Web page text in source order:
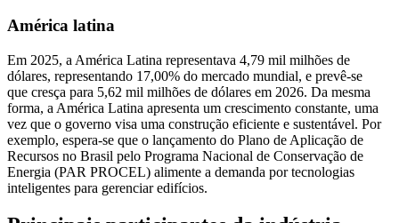
América latina
Em 2025, a América Latina representava 4,79 mil milhões de
dólares, representando 17,00% do mercado mundial, e prevê-se
que cresça para 5,62 mil milhões de dólares em 2026. Da mesma
forma, a América Latina apresenta um crescimento constante, uma
vez que o governo visa uma construção eficiente e sustentável. Por
exemplo, espera-se que o lançamento do Plano de Aplicação de
Recursos no Brasil pelo Programa Nacional de Conservação de
Energia (PAR PROCEL) alimente a demanda por tecnologias
inteligentes para gerenciar edifícios.